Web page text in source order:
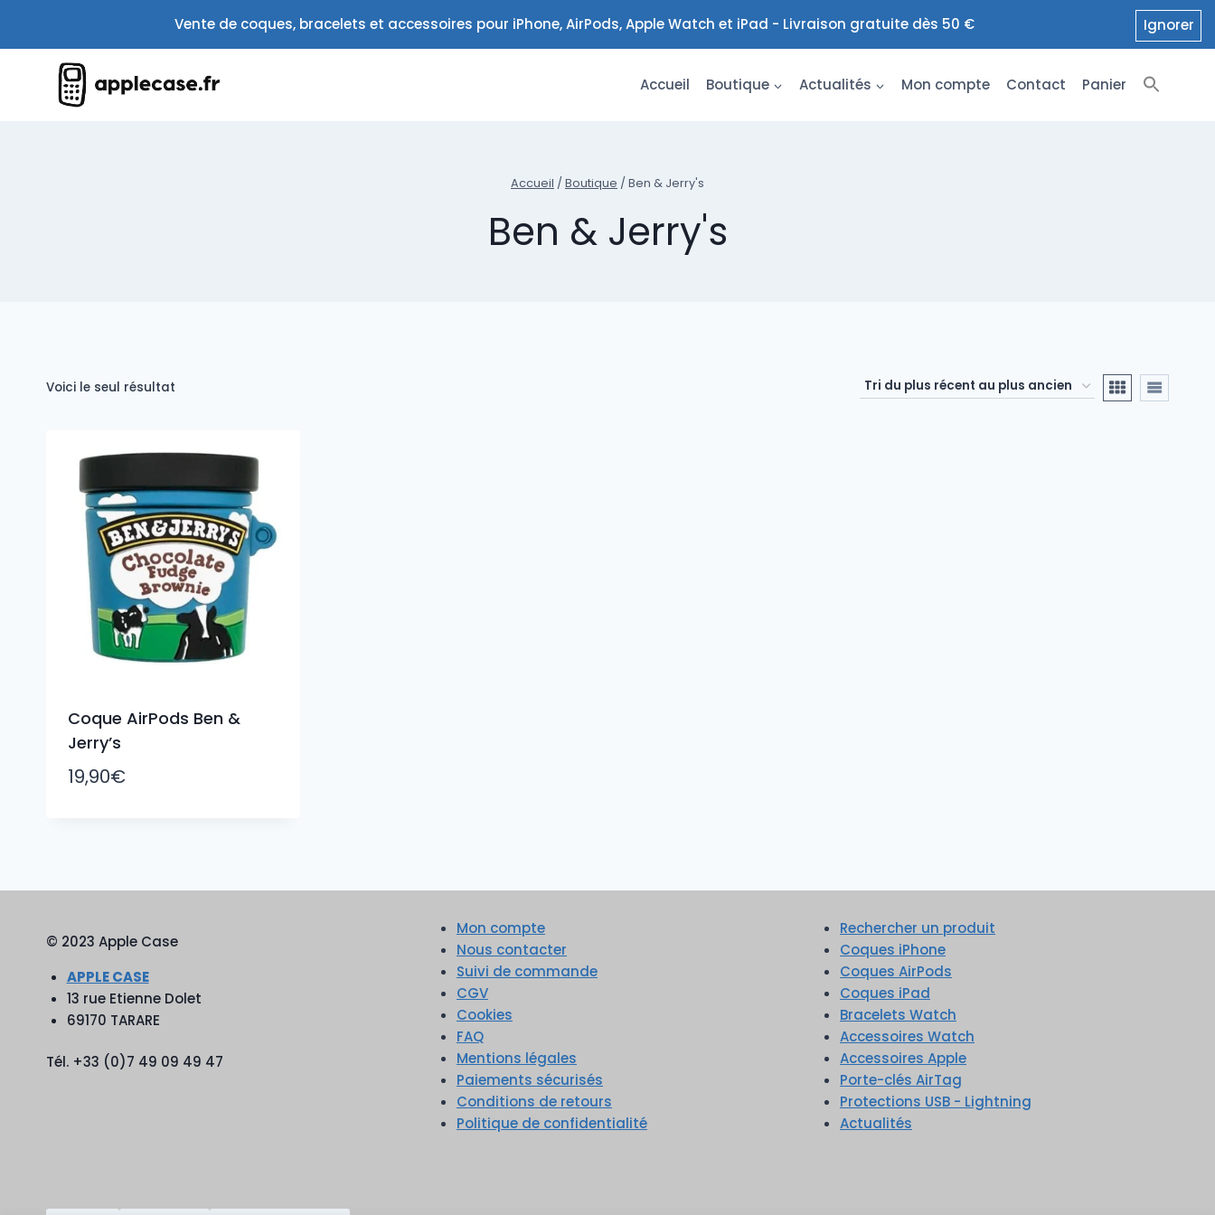
contenu
Vente de coques, bracelets et accessoires pour iPhone, AirPods, Apple Watch et iPad - Livraison gratuite dès 50 € Ignorer
Accueil Boutique Actualités Mon compte Contact Panier
Accueil / Boutique / Ben & Jerry's
Ben & Jerry's
Voici le seul résultat
Coque AirPods Ben &
Jerry’s
19,90€
© 2023 Apple Case
APPLE CASE
13 rue Etienne Dolet
69170 TARARE
Tél. +33 (0)7 49 09 49 47
Mon compte
Nous contacter
Suivi de commande
CGV
Cookies
FAQ
Mentions légales
Paiements sécurisés
Conditions de retours
Politique de confidentialité
Rechercher un produit
Coques iPhone
Coques AirPods
Coques iPad
Bracelets Watch
Accessoires Watch
Accessoires Apple
Porte-clés AirTag
Protections USB - Lightning
Actualités